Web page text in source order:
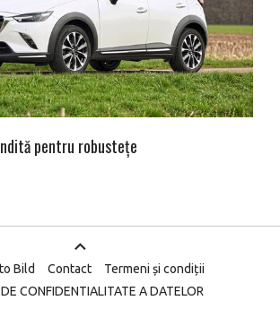
pentru robustețe
Bild Contact
Termeni și condiții
CONFIDENTIALITATE A DATELOR